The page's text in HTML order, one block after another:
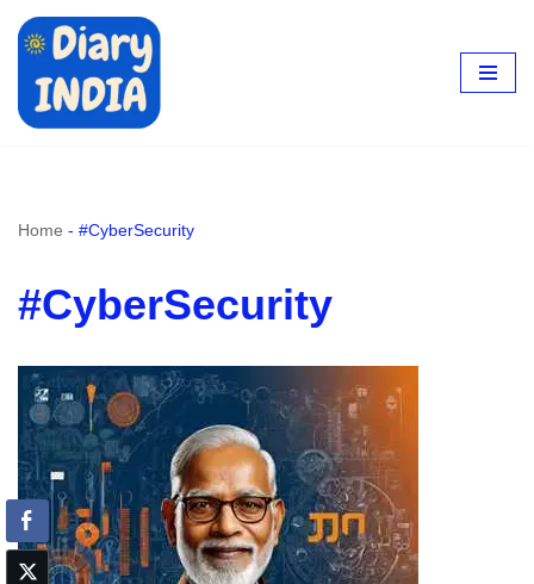
content
Home - #CyberSecurity
#CyberSecurity